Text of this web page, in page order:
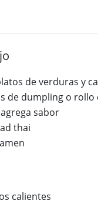
de verduras y
de dumpling o
sabor
thai
calientes